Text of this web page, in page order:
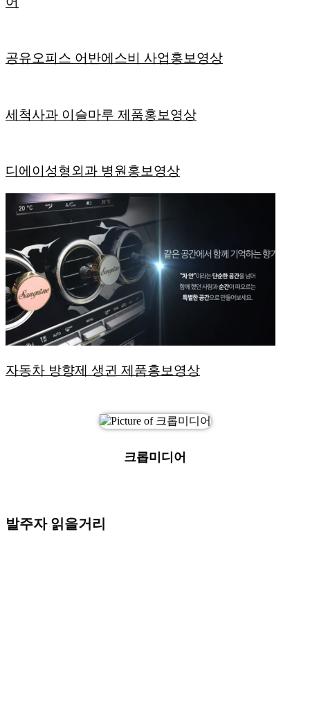
공유오피스 어반에스비 사업홍보영상
세척사과 이슬마루 제품홍보영상
디에이성형외과 병원홍보영상
자동차 방향제 생귄 제품홍보영상
크롭미디어
발주자 읽을거리